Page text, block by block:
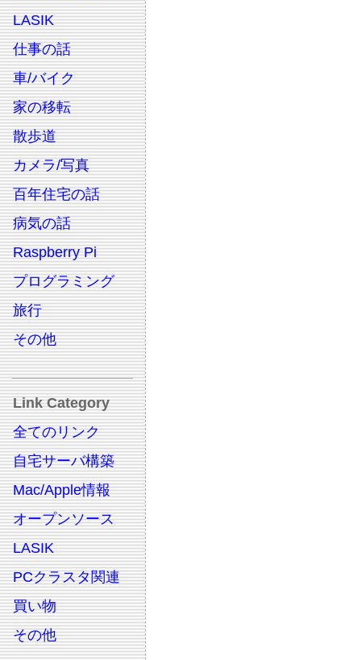
LASIK
仕事の話
車/バイク
家の移転
散歩道
カメラ/写真
百年住宅の話
病気の話
Raspberry Pi
プログラミング
旅行
その他
Link Category
全てのリンク
自宅サーバ構築
Mac/Apple情報
オープンソース
LASIK
PCクラスタ関連
買い物
その他